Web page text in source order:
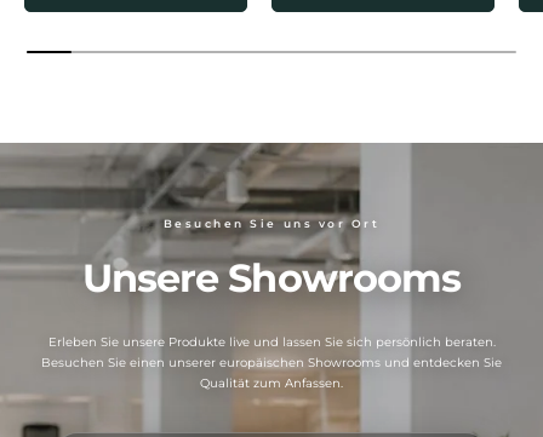
Besuchen Sie uns vor Ort
Unsere Showrooms
Erleben Sie unsere Produkte live und lassen Sie sich persönlich beraten.
Besuchen Sie einen unserer europäischen Showrooms und entdecken Sie
Qualität zum Anfassen.